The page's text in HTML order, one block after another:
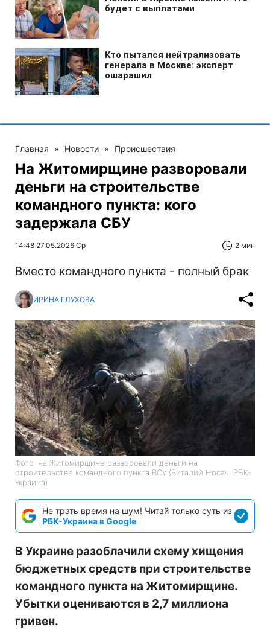
Главная » Новости » Происшествия
На Житомирщине разворовали
деньги на строительстве
командного пункта: кого
задержала СБУ
14:48 27.05.2026 Ср 2 мин
Вместо командного пункта - полный брак
ИРИНА ГЛУХОВА
Фото: на Житомирщине разворовали деньги на
строительстве командного пункта ВСУ (Виталий Носач, РБК-
Украина)
Не трать время на шум! Читай только суть из
РБК-Украина в Google
В Украине разоблачили схему хищения
бюджетных средств при строительстве
командного пункта на Житомирщине.
Убытки оцениваются в 2,7 миллиона
гривен.